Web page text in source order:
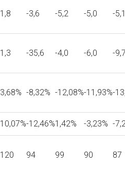
1,8 -3,6 -5,2 -5,0 -
1,3 -35,6 -4,0 -6,0 -
3,68% -8,32% -12,08%-11,93%-
10,07%-12,46%1,42% -3,23% -
120 94 99 90 87